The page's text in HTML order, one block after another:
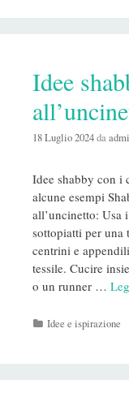
Idee
18 Luglio 2024da
Idee shabby con i
alcune esempi
all’uncinetto: Usa
sottopiatti per una
centrini e
tessile. Cucire
o un runner …
Categorie
Idee e ispirazione